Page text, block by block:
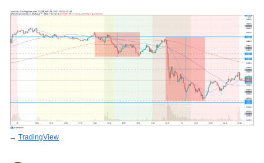
→ TradingView